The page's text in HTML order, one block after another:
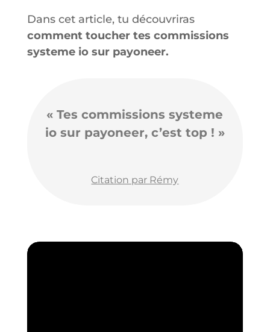
Dans cet article, tu découvriras
comment toucher tes commissions
systeme io sur payoneer.
« Tes commissions systeme
io sur payoneer, c’est top ! »
Citation par Rémy